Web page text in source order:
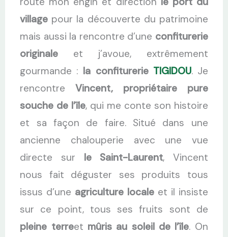
village pour la découverte du patrimoine
mais aussi la rencontre d’une confiturerie
originale et j’avoue, extrêmement
gourmande : la confiturerie TIGIDOU. Je
rencontreVincent, propriétaire pure
souche de l’île, qui me conte son histoire
et sa façon de faire. Situé dans une
ancienne chalouperie avec une vue
directe sur le Saint-Laurent, Vincent
nous fait déguster ses produits tous
issus d’une agriculture locale et il insiste
sur ce point, tous ses fruits sont de
pleine terreet mûris au soleil de l’île. On